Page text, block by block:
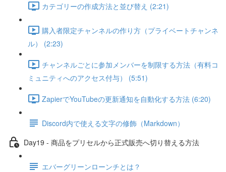
カテゴリーの作成方法と並び替え (2:21)
購入者限定チャンネルの作り方（プライベートチャンネ
ル） (2:23)
チャンネルごとに参加メンバーを制限する方法（有料コ
ミュニティへのアクセス付与） (5:51)
ZapierでYouTubeの更新通知を自動化する方法 (6:20)
Discord内で使える文字の修飾（Markdown）
Day19 - 商品をプリセルから正式販売へ切り替える方法
エバーグリーンローンチとは？